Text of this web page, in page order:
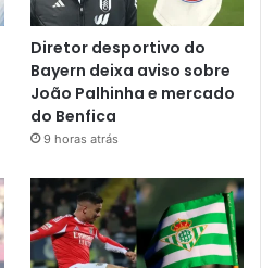
Diretor desportivo do
Bayern deixa aviso sobre
João Palhinha e mercado
do Benfica
9 horas atrás